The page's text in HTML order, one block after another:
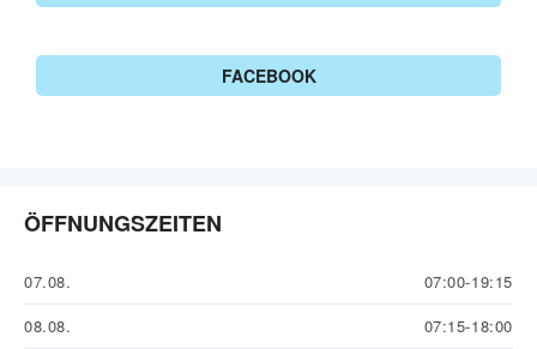
FACEBOOK
ÖFFNUNGSZEITEN
07.08.
07:00-19:15
08.08.
07:15-18:00